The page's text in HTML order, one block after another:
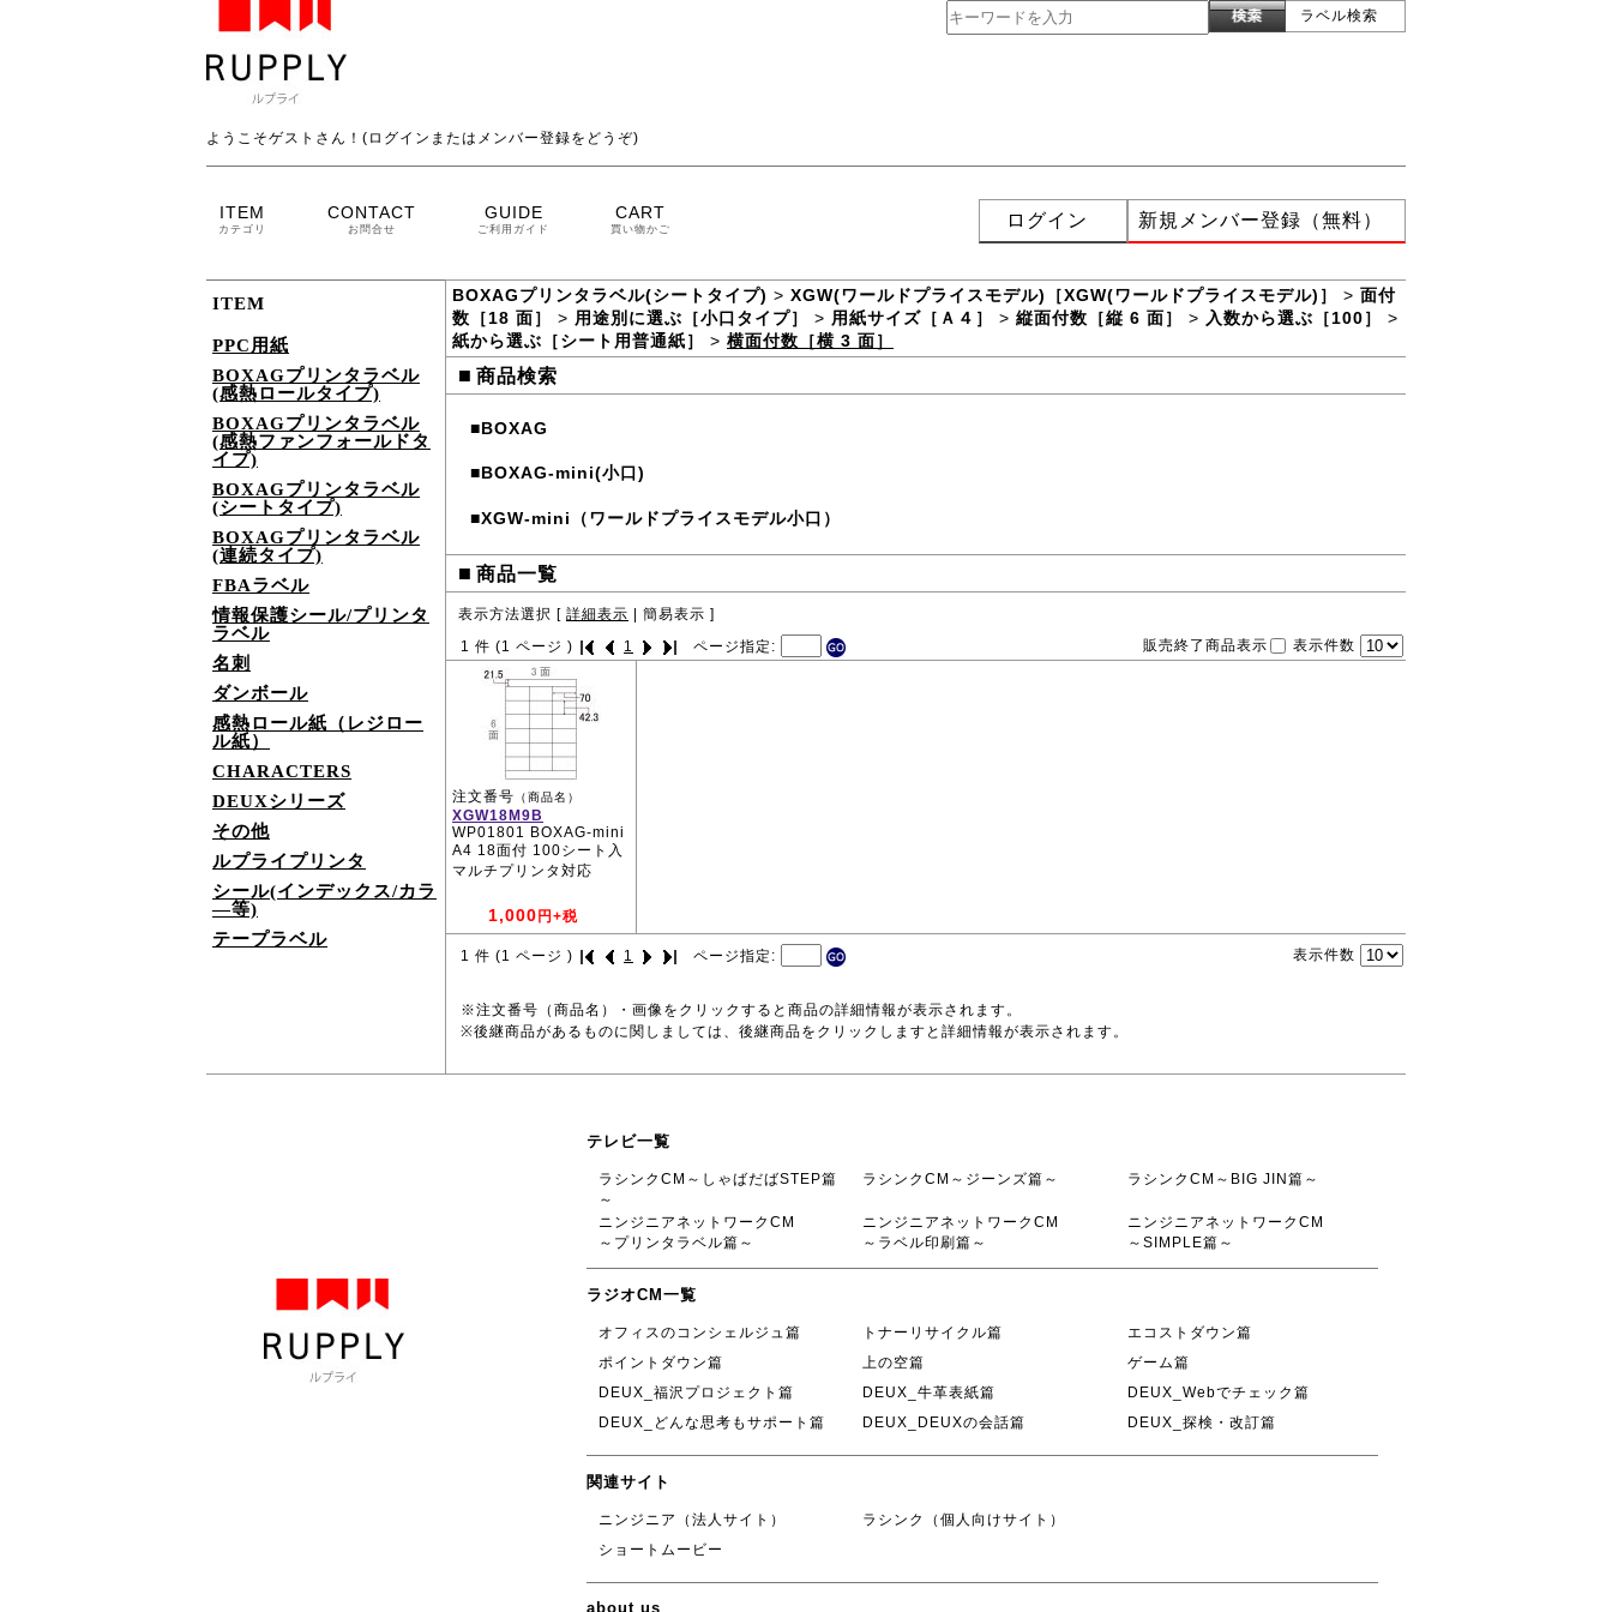
ラベル検索
ようこそゲストさん！(ログインまたはメンバー登録をどうぞ)
ITEM
カテゴリ
CONTACT
お問合せ
GUIDE
ご利用ガイド
CART
買い物かご ログイン 新規メンバー登録（無料）
ITEM
PPC用紙
BOXAGプリンタラベル
(感熱ロールタイプ)
BOXAGプリンタラベル
(感熱ファンフォールドタ
イプ)
BOXAGプリンタラベル
(シートタイプ)
BOXAGプリンタラベル
(連続タイプ)
FBAラベル
情報保護シール/プリンタ
ラベル
名刺
ダンボール
感熱ロール紙（レジロー
ル紙）
CHARACTERS
DEUXシリーズ
その他
ルプライプリンタ
シール(インデックス/カラ
―等)
テープラベル
BOXAGプリンタラベル(シートタイプ) > XGW(ワールドプライスモデル)［XGW(ワールドプライスモデル)］ > 面付
数［18 面］
> 用途別に選ぶ［小口タイプ］ > 用紙サイズ［Ａ４］ > 縦面付数［縦 6 面］ > 入数から選ぶ［100］
>
紙から選ぶ［シート用普通紙］
> 横面付数［横 3 面］
■ 商品検索
■BOXAG
■BOXAG-mini(小口)
■XGW-mini（ワールドプライスモデル小口）
■ 商品一覧
表示方法選択 [ 詳細表示 簡易表示 ]
1 件 (1 ページ ) 1 ページ指定: 販売終了商品表示 表示件数
注文番号 （商品名）
XGW18M9B
WP01801 BOXAG-mini
A4 18面付 100シート入
マルチプリンタ対応
1,000 円+税
1 件 (1 ページ ) 1 ページ指定: 表示件数
※注文番号（商品名）・画像をクリックすると商品の詳細情報が表示されます。
※後継商品があるものに関しましては、後継商品をクリックしますと詳細情報が表示されます。
テレビ一覧
ラシンクCM～しゃばだばSTEP篇
～
ラシンクCM～ジーンズ篇～ ラシンクCM～BIG JIN篇～
ニンジニアネットワークCM
～プリンタラベル篇～
ニンジニアネットワークCM
～ラベル印刷篇～
ニンジニアネットワークCM
～SIMPLE篇～
ラジオCM一覧
オフィスのコンシェルジュ篇 トナーリサイクル篇
エコストダウン篇
ポイントダウン篇
上の空篇
ゲーム篇
DEUX_福沢プロジェクト篇
DEUX_牛革表紙篇
DEUX_Webでチェック篇
DEUX_どんな思考もサポート篇
DEUX_DEUXの会話篇 DEUX_探検・改訂篇
関連サイト
ニンジニア（法人サイト）
ラシンク（個人向けサイト）
ショートムービー
about us